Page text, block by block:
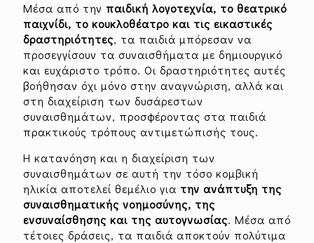
Μέσα από την παιδική λογοτεχνία, το θεατρικό
παιχνίδι, το κουκλοθέατρο και τις εικαστικές
δραστηριότητες, τα παιδιά μπόρεσαν να
προσεγγίσουν τα συναισθήματα με δημιουργικό
και ευχάριστο τρόπο. Οι δραστηριότητες αυτές
βοήθησαν όχι μόνο στην αναγνώριση, αλλά και
στη διαχείριση των δυσάρεστων
συναισθημάτων, προσφέροντας στα παιδιά
πρακτικούς τρόπους αντιμετώπισής τους.
Η κατανόηση και η διαχείριση των
συναισθημάτων σε αυτή την τόσο κομβική
ηλικία αποτελεί θεμέλιο για την ανάπτυξη της
συναισθηματικής νοημοσύνης, της
ενσυναίσθησης και της αυτογνωσίας. Μέσα από
τέτοιες δράσεις, τα παιδιά αποκτούν πολύτιμα